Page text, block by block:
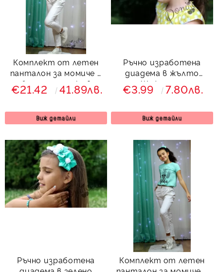
Комплект от летен
панталон за момиче в
бяло с тениска в
черно
€21.42 41.89лв.
Виж детайли
Ръчно изработена
диадема в жълто
Жужулина
€3.99 7.80лв.
Виж детайли
Ръчно изработена
Комплект от летен